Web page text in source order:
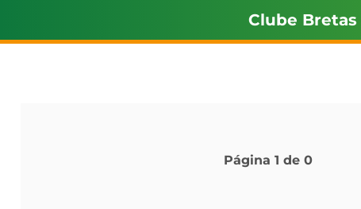
Clube Bretas
Página 1 de 0